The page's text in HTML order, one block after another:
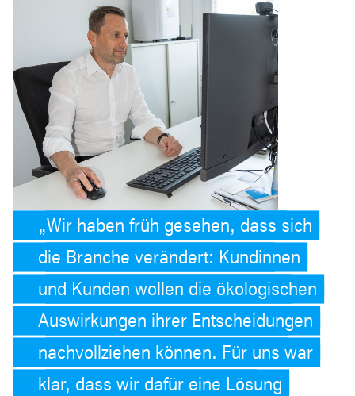
Wir haben früh gesehen, dass sich
die Branche verändert: Kundinnen
und Kunden wollen die ökologischen
Auswirkungen ihrer Entscheidungen
nachvollziehen können. Für uns war
klar, dass wir dafür eine Lösung